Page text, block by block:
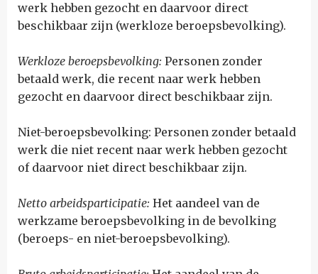
werk hebben gezocht en daarvoor direct
beschikbaar zijn (werkloze beroepsbevolking).
Werkloze beroepsbevolking: Personen zonder
betaald werk, die recent naar werk hebben
gezocht en daarvoor direct beschikbaar zijn.
Niet-beroepsbevolking: Personen zonder betaald
werk die niet recent naar werk hebben gezocht
of daarvoor niet direct beschikbaar zijn.
Netto arbeidsparticipatie: Het aandeel van de
werkzame beroepsbevolking in de bevolking
(beroeps- en niet-beroepsbevolking).